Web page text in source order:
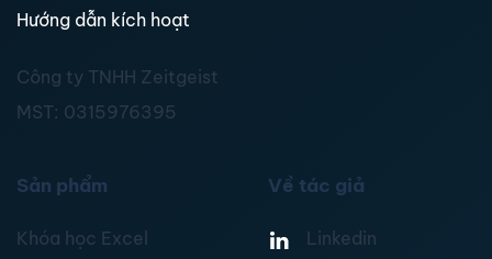
Hướng dẫn kích hoạt
Công ty TNHH Zeitgeist
MST: 0315976395
Sản phẩm
Khóa học Excel
Về tác giả
Linkedin